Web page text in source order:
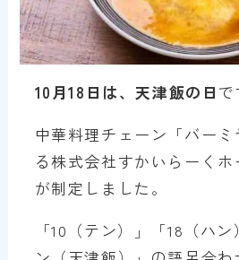
10月18日は、天津飯の日 で
中華料理チェーン「バー
る株式会社すかいらーく
が制定しました。
「10（テン）」「18（ハ